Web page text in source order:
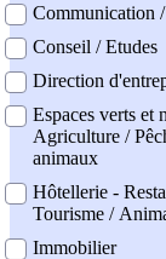
Communication
Conseil / Etudes
Direction
Espaces verts et
Agriculture /
animaux
Hôtellerie -
Tourisme /
Immobilier